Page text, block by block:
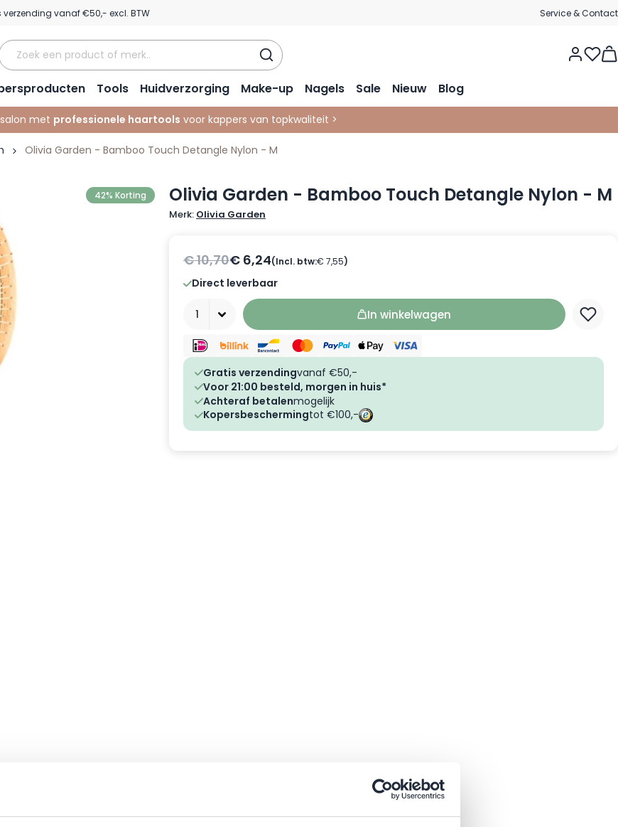
verzending vanaf €50,- excl. BTW Service & Contact
Tools Huidverzorging Make-up Nagels Sale Nieuw Blog
met professionele haartools voor kappers van topkwaliteit >
Olivia Garden - Bamboo Touch Detangle Nylon - M
Olivia Garden - Bamboo Touch Detangle Nylon - M
Merk: Olivia Garden
42% Korting
€ 10,70€ 6,24(Incl. btw:€ 7,55)
Direct leverbaar
In winkelwagen
Gratis verzendingvanaf €50,-
Voor 21:00 besteld, morgen in huis*
Achteraf betalenmogelijk
Kopersbeschermingtot €100,-